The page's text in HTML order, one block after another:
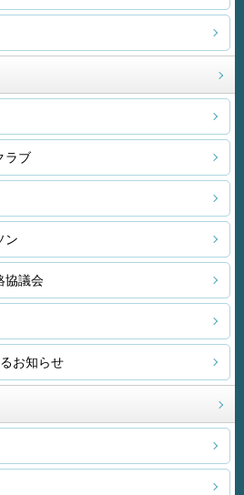
ラブ
ン
協議会
お知らせ